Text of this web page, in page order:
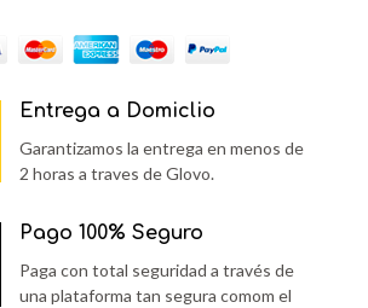
Entrega a Domiclio
Garantizamos la entrega en menos de
2 horas a traves de Glovo.
Pago 100% Seguro
Paga con total seguridad a través de
una plataforma tan segura comom el